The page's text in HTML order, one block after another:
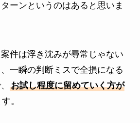
ーンというのはあると思いま
件は浮き沈みが尋常じゃない
一瞬の判断ミスで全損になる
お試し程度に留めていく方が
。